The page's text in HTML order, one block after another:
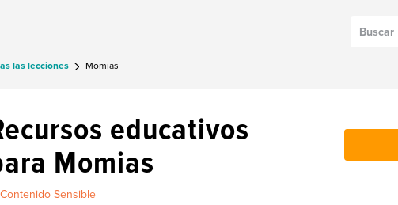
las lecciones Momias
educativos
Momias
Contenido Sensible